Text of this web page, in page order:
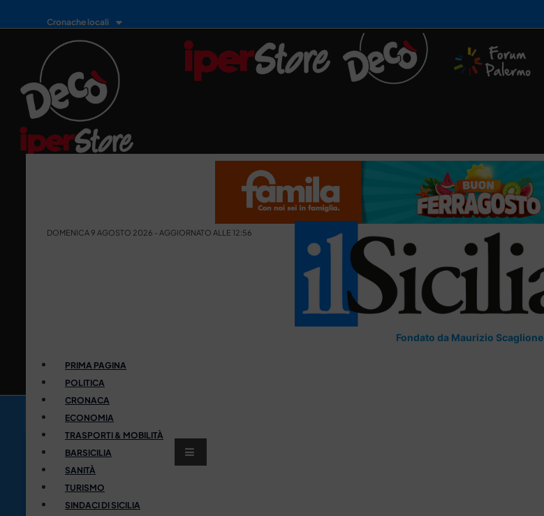
Cronache locali
DOMENICA 9 AGOSTO 2026 - AGGIORNATO ALLE 12:56
Fondato da Maurizio Scaglione
PRIMA PAGINA
POLITICA
CRONACA
ECONOMIA
TRASPORTI & MOBILITÀ
BARSICILIA
SANITÀ
TURISMO
SINDACI DI SICILIA